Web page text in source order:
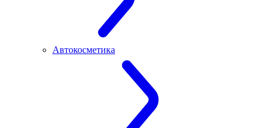
Автокосметика